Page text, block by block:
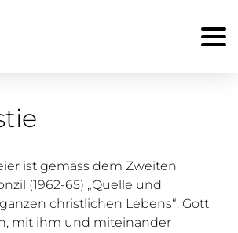
ist gemäss dem Zweiten
(1962-65) „Quelle und
christlichen Lebens“. Gott
mit ihm und miteinander